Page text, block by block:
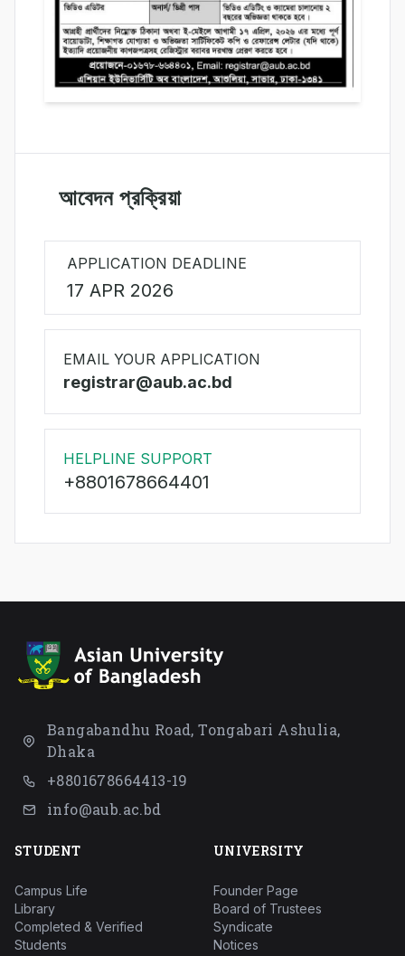
আবেদন প্রক্রিয়া
APPLICATION DEADLINE
17 APR 2026
EMAIL YOUR APPLICATION
registrar@aub.ac.bd
HELPLINE SUPPORT
+8801678664401
Bangabandhu Road, Tongabari Ashulia,
Dhaka
+8801678664413-19
info@aub.ac.bd
STUDENT
Campus Life
Library
Completed & Verified
Students
UNIVERSITY
Founder Page
Board of Trustees
Syndicate
Notices